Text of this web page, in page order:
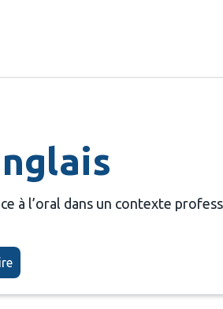
à l’oral dans un contexte